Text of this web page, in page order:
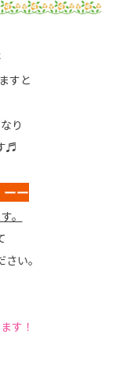
すと
り
♬
ーー
。
い。
す！